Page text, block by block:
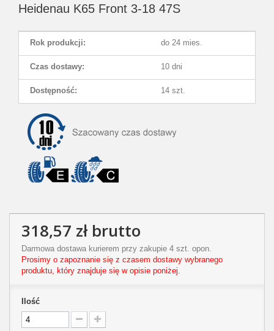
Heidenau K65 Front 3-18 47S
Rok produkcji: do 24 mies.
Czas dostawy: 10 dni
Dostępność: 14 szt.
318,57 złbrutto
Darmowa dostawa kurierem przy zakupie 4 szt. opon.
Prosimy o zapoznanie się z czasem dostawy wybranego
produktu, który znajduje się w opisie poniżej.
Ilość